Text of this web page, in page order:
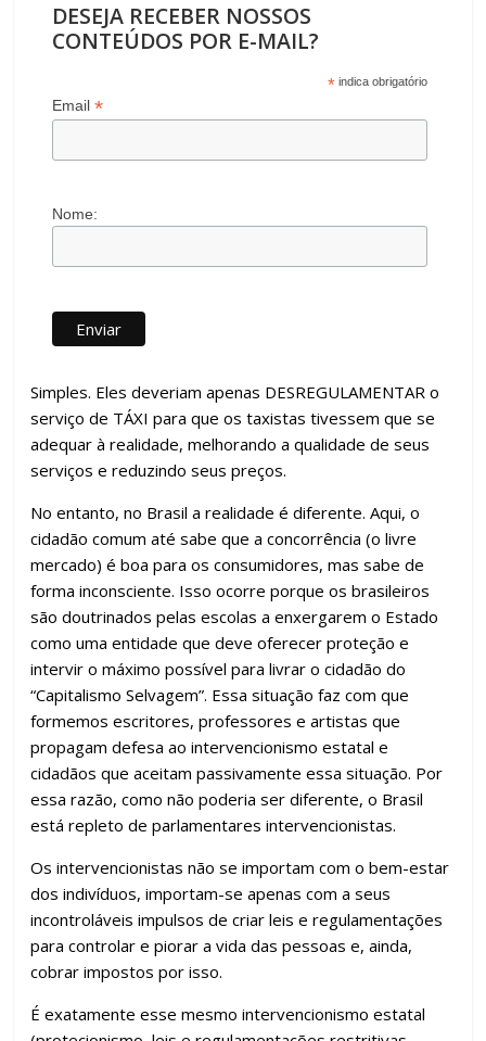
DESEJA RECEBER NOSSOS
CONTEÚDOS POR E-MAIL?
* indica obrigatório
Email*
Nome:
Simples. Eles deveriam apenas DESREGULAMENTAR o
serviço de TÁXI para que os taxistas tivessem que se
adequar à realidade, melhorando a qualidade de seus
serviços e reduzindo seus preços.
No entanto, no Brasil a realidade é diferente. Aqui, o
cidadão comum até sabe que a concorrência (o livre
mercado) é boa para os consumidores, mas sabe de
forma inconsciente. Isso ocorre porque os brasileiros
são doutrinados pelas escolas a enxergarem o Estado
como uma entidade que deve oferecer proteção e
intervir o máximo possível para livrar o cidadão do
“Capitalismo Selvagem”. Essa situação faz com que
formemos escritores, professores e artistas que
propagam defesa ao intervencionismo estatal e
cidadãos que aceitam passivamente essa situação. Por
essa razão, como não poderia ser diferente, o Brasil
está repleto de parlamentares intervencionistas.
Os intervencionistas não se importam com o bem-estar
dos indivíduos, importam-se apenas com a seus
incontroláveis impulsos de criar leis e regulamentações
para controlar e piorar a vida das pessoas e, ainda,
cobrar impostos por isso.
É exatamente esse mesmo intervencionismo estatal